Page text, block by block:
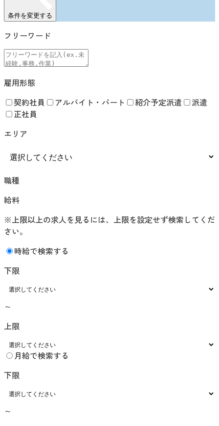
条件を変更する
フリーワード
雇用形態
契約社員 アルバイト・パート 紹介予定派遣
派遣
正社員
エリア
職種
給料
※上限以上の求人を見るには、上限を設定せず検索してくだ
さい。
時給で検索する
下限
～
上限
月給で検索する
下限
～